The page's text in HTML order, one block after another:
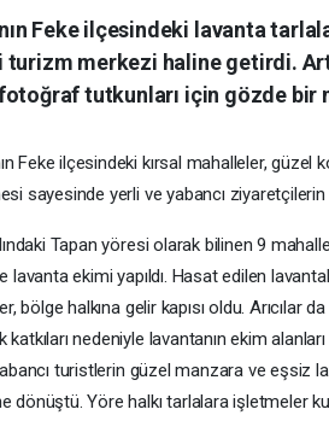
Feke ilçesindeki lavanta
turizm merkezi haline getirdi.
tutkunları için gözde bir
Feke ilçesindeki kırsal mahalleler,
sayesinde yerli ve yabancı
Tapan yöresi olarak bilinen 9
lavanta ekimi yapıldı. Hasat edilen
bölge halkına gelir kapısı oldu. Arıcılar
katkıları nedeniyle lavantanın ekim
turistlerin güzel manzara ve eşsiz
dönüştü. Yöre halkı tarlalara işletmeler